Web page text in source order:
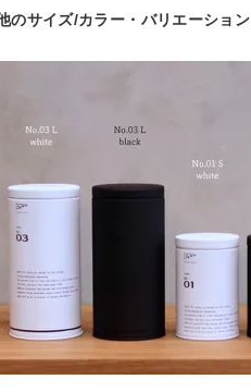
のサイズ/カラー・バリエーション